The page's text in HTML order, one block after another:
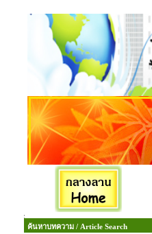
ค้นหาบทความ / Article Search